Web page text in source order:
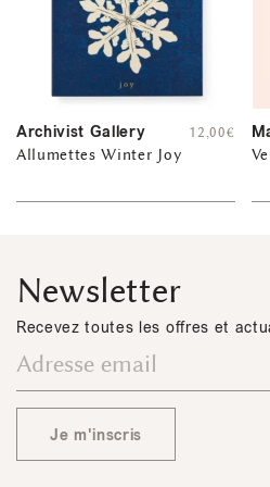
Archivist Gallery
Allumettes Winter Joy
12,00€
Newsletter
Recevez toutes les offres et
Je m'inscris